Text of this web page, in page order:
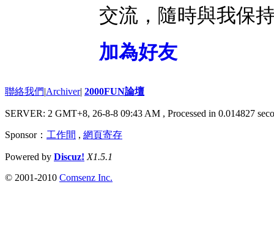
交流，隨時與我保
加為好友
聯絡我們|Archiver| 2000FUN論壇
SERVER: 2 GMT+8, 26-8-8 09:43 AM , Processed in 0.014827
Sponsor： 工作間 , 網頁寄存
Powered by Discuz! X1.5.1
© 2001-2010 Comsenz Inc.